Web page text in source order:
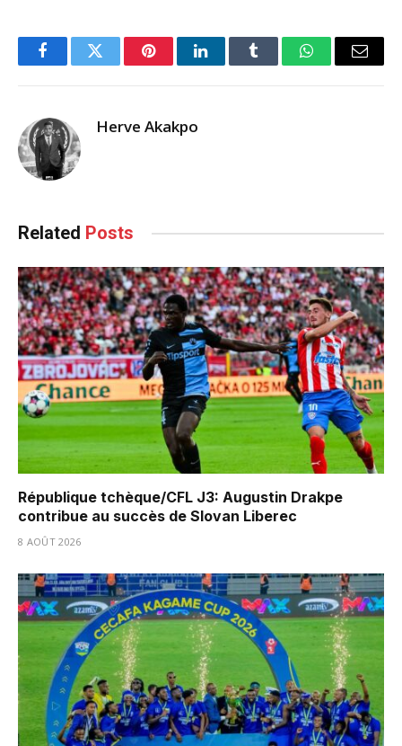
FacebookTwitter PinterestLinkedInTumblr WhatsAppEmail
Herve Akakpo
Related Posts
République tchèque/CFL J3: Augustin Drakpe
contribue au succès de Slovan Liberec
8 AOÛT 2026